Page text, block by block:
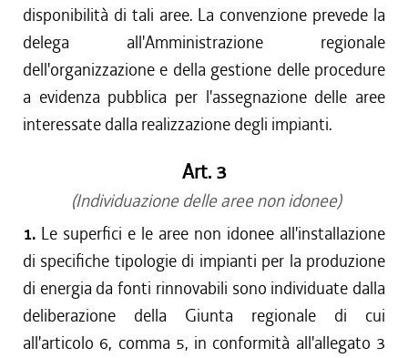
disponibilità di tali aree. La convenzione prevede la
delega all'Amministrazione regionale
dell'organizzazione e della gestione delle procedure
a evidenza pubblica per l'assegnazione delle aree
interessate dalla realizzazione degli impianti.
Art. 3
(Individuazione delle aree non idonee)
1. Le superfici e le aree non idonee all'installazione
di specifiche tipologie di impianti per la produzione
di energia da fonti rinnovabili sono individuate dalla
deliberazione della Giunta regionale di cui
all'articolo 6, comma 5, in conformità all'allegato 3